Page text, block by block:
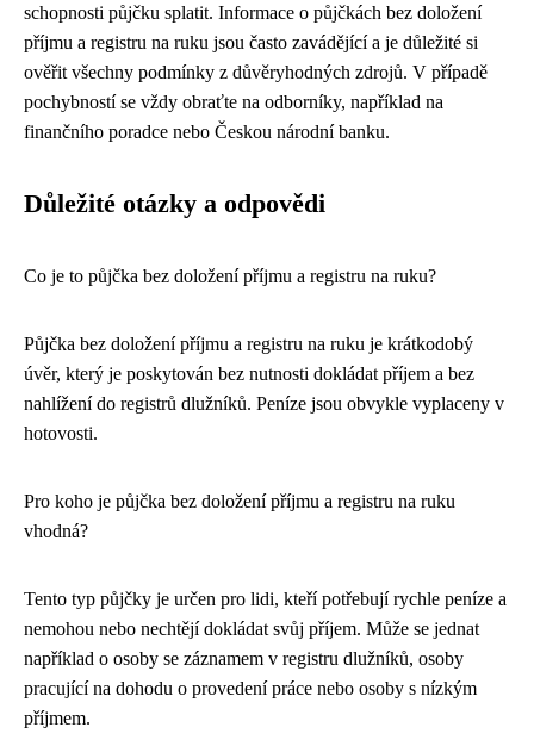
schopnosti půjčku splatit. Informace o půjčkách bez doložení
příjmu a registru na ruku jsou často zavádějící a je důležité si
ověřit všechny podmínky z důvěryhodných zdrojů. V případě
pochybností se vždy obraťte na odborníky, například na
finančního poradce nebo Českou národní banku.
Důležité otázky a odpovědi
Co je to půjčka bez doložení příjmu a registru na ruku?
Půjčka bez doložení příjmu a registru na ruku je krátkodobý
úvěr, který je poskytován bez nutnosti dokládat příjem a bez
nahlížení do registrů dlužníků. Peníze jsou obvykle vyplaceny v
hotovosti.
Pro koho je půjčka bez doložení příjmu a registru na ruku
vhodná?
Tento typ půjčky je určen pro lidi, kteří potřebují rychle peníze a
nemohou nebo nechtějí dokládat svůj příjem. Může se jednat
například o osoby se záznamem v registru dlužníků, osoby
pracující na dohodu o provedení práce nebo osoby s nízkým
příjmem.